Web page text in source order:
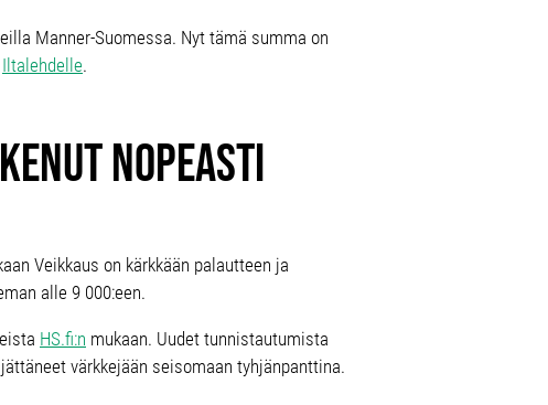
Manner-Suomessa. Nyt tämä summa on
Iltalehdelle.
nopeasti
Veikkaus on kärkkään palautteen ja
alle 9 000:een.
HS.fi:n mukaan. Uudet tunnistautumista
värkkejään seisomaan tyhjänpanttina.